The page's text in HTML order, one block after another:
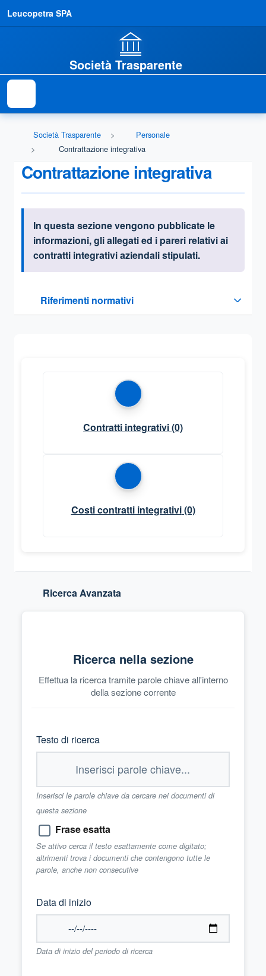
Leucopetra SPA
Società Trasparente
Società Trasparente
Personale
Contrattazione integrativa
Contrattazione integrativa
Informazioni introduttive
In questa sezione vengono pubblicate le
informazioni, gli allegati ed i pareri relativi ai
contratti integrativi aziendali stipulati.
Riferimenti normativi
Sezione compressa
Contratti integrativi(0)
Costi contratti integrativi(0)
Ricerca Avanzata
Ricerca nella sezione
Effettua la ricerca tramite parole chiave all'interno
della sezione corrente
Testo di ricerca
Inserisci le parole chiave da cercare nei documenti di
questa sezione
Frase esatta
Se attivo cerca il testo esattamente come digitato;
altrimenti trova i documenti che contengono tutte le
parole, anche non consecutive
Data di inizio
Data di inizio del periodo di ricerca